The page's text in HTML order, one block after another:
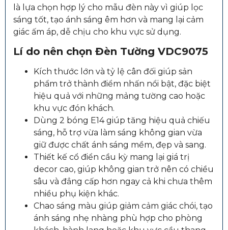
là lựa chọn hợp lý cho mẫu đèn này vì giúp lọc
sáng tốt, tạo ánh sáng êm hơn và mang lại cảm
giác ấm áp, dễ chịu cho khu vực sử dụng.
Lí do nên chọn Đèn Tường VDC9075
Kích thước lớn và tỷ lệ cân đối giúp sản
phẩm trở thành điểm nhấn nổi bật, đặc biệt
hiệu quả với những mảng tường cao hoặc
khu vực đón khách.
Dùng 2 bóng E14 giúp tăng hiệu quả chiếu
sáng, hỗ trợ vừa làm sáng không gian vừa
giữ được chất ánh sáng mềm, đẹp và sang.
Thiết kế cổ điển cầu kỳ mang lại giá trị
decor cao, giúp không gian trở nên có chiều
sâu và đẳng cấp hơn ngay cả khi chưa thêm
nhiều phụ kiện khác.
Chao sáng màu giúp giảm cảm giác chói, tạo
ánh sáng nhẹ nhàng phù hợp cho phòng